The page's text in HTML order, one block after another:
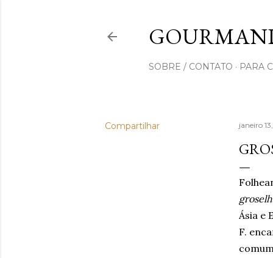
SOBRE / CONTATO PARA
Compartilhar janeiro
Ásia e
F.